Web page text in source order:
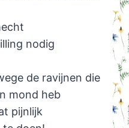
nodig
de ravijnen die
mond heb
pijnlijk